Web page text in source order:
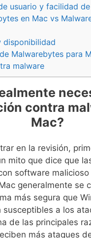
usuario y facilidad
en Mac vs
disponibilidad
Malwarebytes para
malware
contra
Mac?
en la revisión,
mito que dice que
software
generalmente se
más segura que
susceptibles a los
de las principales
más ataques